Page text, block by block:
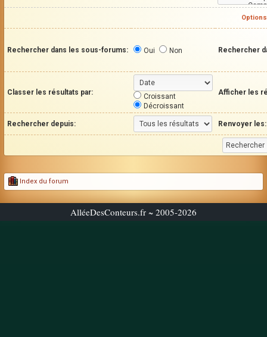
Rechercher dans les sous-forums: Oui Non Rechercher
Classer les résultats par:
Croissant
Décroissant
Afficher les
Rechercher depuis: Renvoyer les:
Index du forum
AlléeDesConteurs.fr ~ 2005-2026